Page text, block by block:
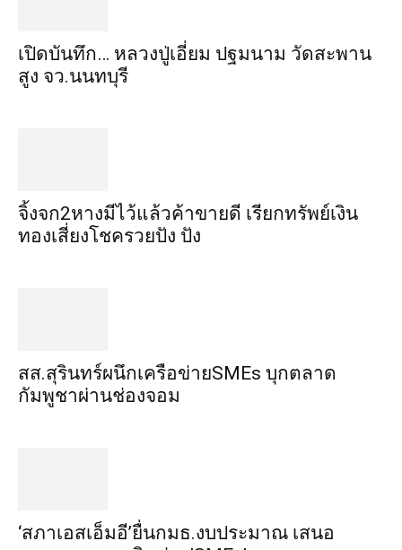
เปิดบันทึก… หลวงปู่เอี่ยม ​ปฐม​นาม​ วัดสะพาน
สูง​ จว.นนทบุรี
จิ้งจก​2​หาง​มีไว้แล้ว​ค้าขาย​ดี​ เรียก​ทรัพย์เงิน
ทอง​เสี่ยงโชค​รวยปัง​ ปัง​
สส.สุรินทร์ผนึกเครือข่ายSMEs บุกตลาด
กัมพูชาผ่านช่องจอม
‘สภาเอสเอ็มอี’ยื่นกมธ.งบประมาณ เสนอ